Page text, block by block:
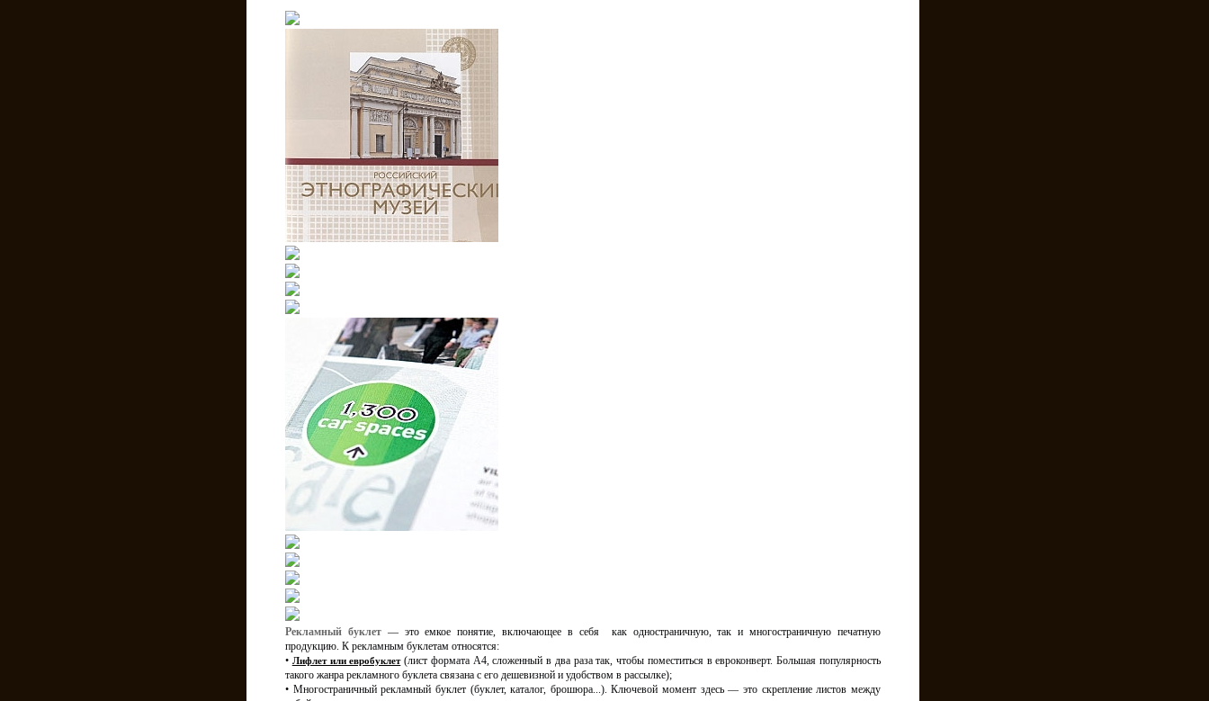
Рекламный буклет— это емкое понятие, включающее в себя как одностраничную, так и многостраничную печатную
продукцию. К рекламным буклетам относятся:
• Лифлет или евробуклет(лист формата А4, сложенный в два раза так, чтобы поместиться в евроконверт. Большая популярность
такого жанра рекламного буклета связана с его дешевизной и удобством в рассылке);
• Многостраничный рекламный буклет (буклет, каталог, брошюра...). Ключевой момент здесь — это скрепление листов между